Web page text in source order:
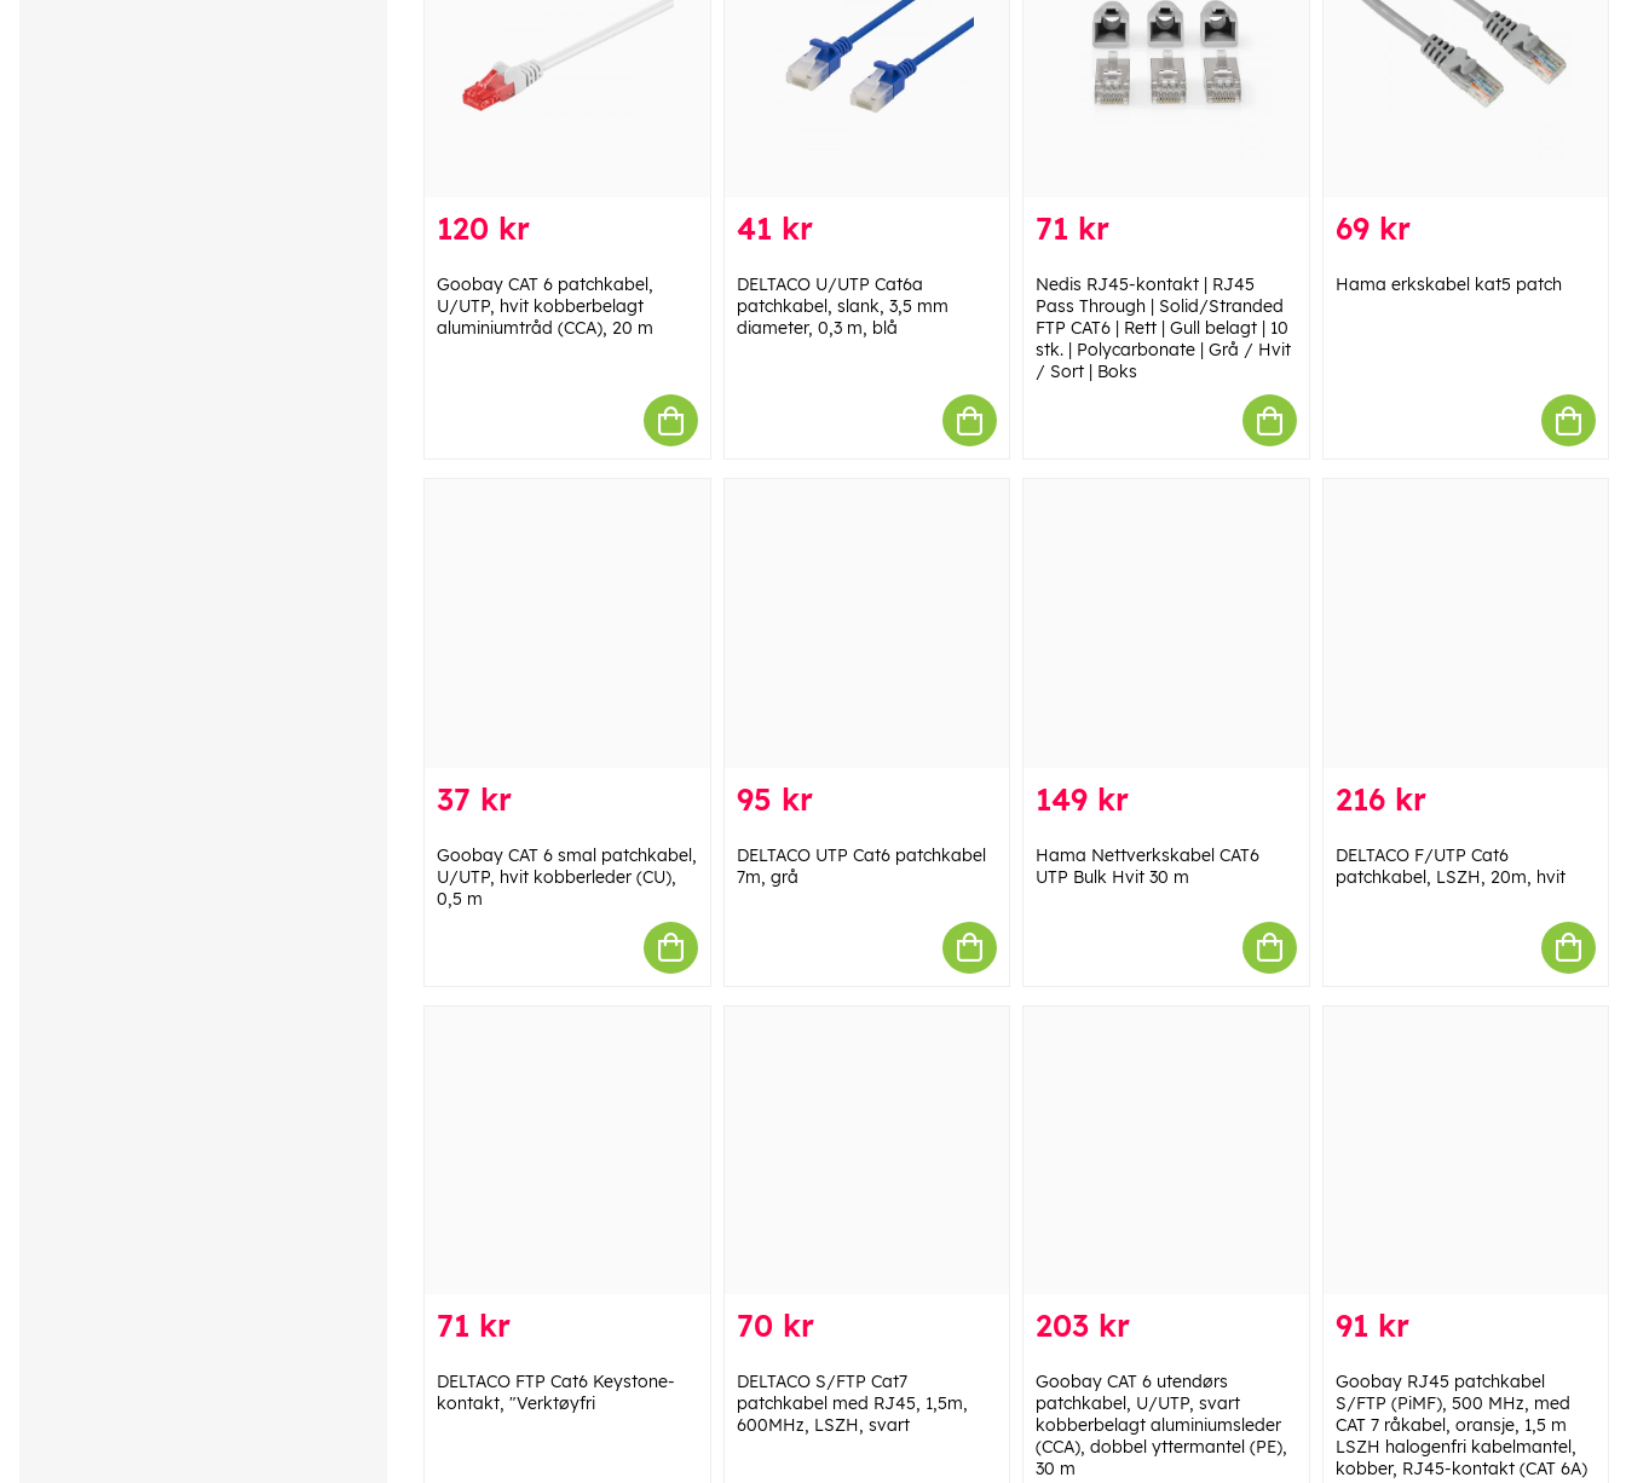
120 kr
Goobay CAT 6 patchkabel,
U/UTP, hvit kobberbelagt
aluminiumtråd (CCA), 20 m
41 kr
DELTACO U/UTP Cat6a
patchkabel, slank, 3,5 mm
diameter, 0,3 m, blå
71 kr
Nedis RJ45-kontakt | RJ45
Pass Through | Solid/Stranded
FTP CAT6 | Rett | Gull belagt | 10
stk. | Polycarbonate | Grå / Hvit
/ Sort | Boks
69 kr
Hama erkskabel kat5 patch
37 kr
Goobay CAT 6 smal patchkabel,
U/UTP, hvit kobberleder (CU),
0,5 m
95 kr
DELTACO UTP Cat6 patchkabel
7m, grå
149 kr
Hama Nettverkskabel CAT6
UTP Bulk Hvit 30 m
216 kr
DELTACO F/UTP Cat6
patchkabel, LSZH, 20m, hvit
71 kr
DELTACO FTP Cat6 Keystone-
kontakt, "Verktøyfri
70 kr
DELTACO S/FTP Cat7
patchkabel med RJ45, 1,5m,
600MHz, LSZH, svart
203 kr
Goobay CAT 6 utendørs
patchkabel, U/UTP, svart
kobberbelagt aluminiumsleder
(CCA), dobbel yttermantel (PE),
30 m
91 kr
Goobay RJ45 patchkabel
S/FTP (PiMF), 500 MHz, med
CAT 7 råkabel, oransje, 1,5 m
LSZH halogenfri kabelmantel,
kobber, RJ45-kontakt (CAT 6A)